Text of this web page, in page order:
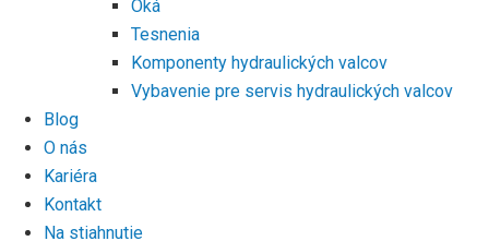
Oká
Tesnenia
Komponenty hydraulických valcov
Vybavenie pre servis hydraulických valcov
Blog
O nás
Kariéra
Kontakt
Na stiahnutie